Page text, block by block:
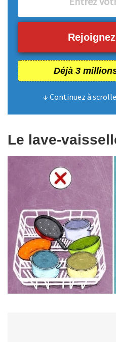
Déjà 3
↓ Continuez à
Le lave-